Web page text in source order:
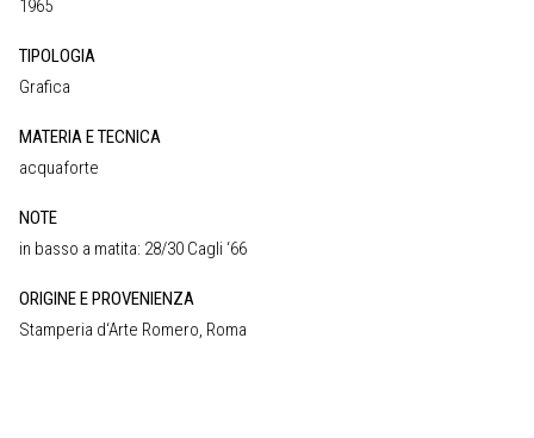
1965
TIPOLOGIA
Grafica
MATERIA E TECNICA
acquaforte
NOTE
in basso a matita: 28/30 Cagli ‘66
ORIGINE E PROVENIENZA
Stamperia d‘Arte Romero, Roma